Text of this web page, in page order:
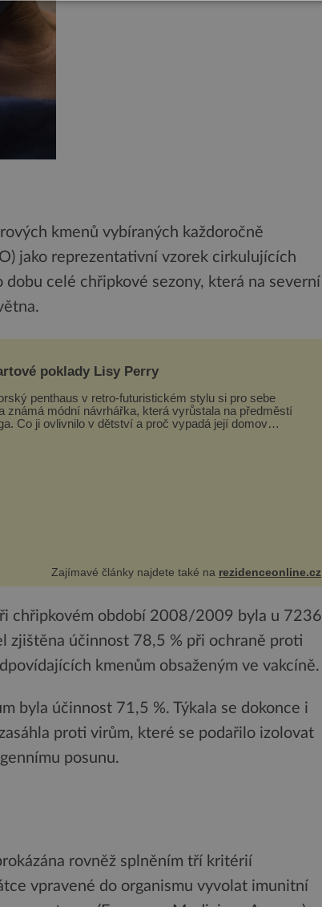
kmenů vybíraných každoročně
jako reprezentativní vzorek cirkulujících
celé chřipkové sezony, která na severní
poklady Lisy Perry
penthaus v retro-futuristickém stylu si pro sebe
známá módní návrhářka, která vyrůstala na předměstí
Co ji ovlivnilo v dětství a proč vypadá její domov
Zajímavé články najdete také na rezidenceonline.cz
chřipkovém období 2008/2009 byla u 7236
zjištěna účinnost 78,5 % při ochraně proti
kmenům obsaženým ve vakcíně.
byla účinnost 71,5 %. Týkala se dokonce i
proti virům, které se podařilo izolovat
posunu.
rovněž splněním tří kritérií
vpravené do organismu vyvolat imunitní